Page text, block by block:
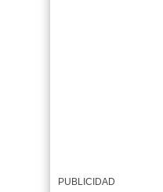
PUBLICIDAD